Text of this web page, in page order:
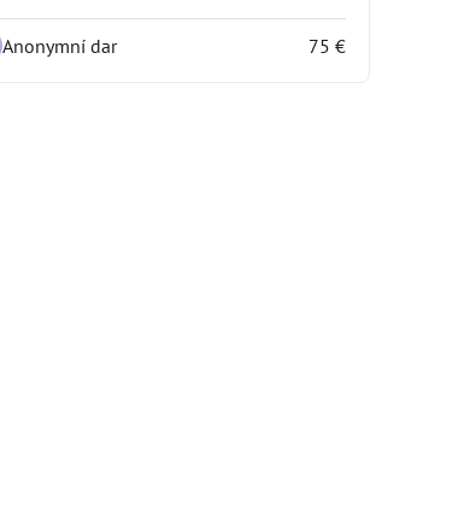
Anonymní dar 75 €